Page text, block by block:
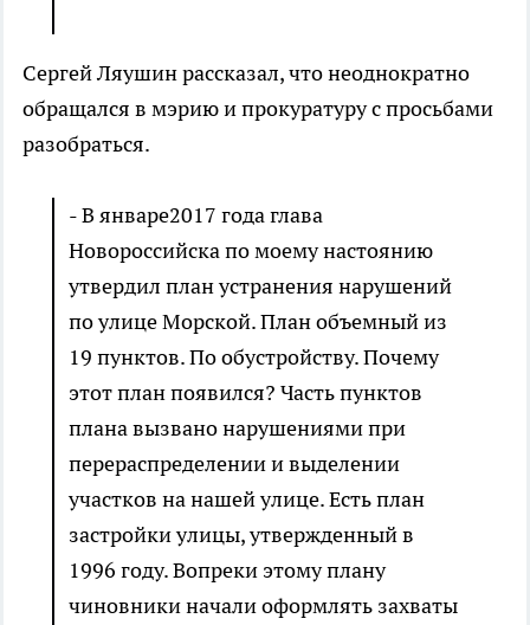
Сергей Ляушин рассказал, что неоднократно
обращался в мэрию и прокуратуру с просьбами
разобраться.
- В январе2017 года глава
Новороссийска по моему настоянию
утвердил план устранения нарушений
по улице Морской. План объемный из
19 пунктов. По обустройству. Почему
этот план появился? Часть пунктов
плана вызвано нарушениями при
перераспределении и выделении
участков на нашей улице. Есть план
застройки улицы, утвержденный в
1996 году. Вопреки этому плану
чиновники начали оформлять захваты